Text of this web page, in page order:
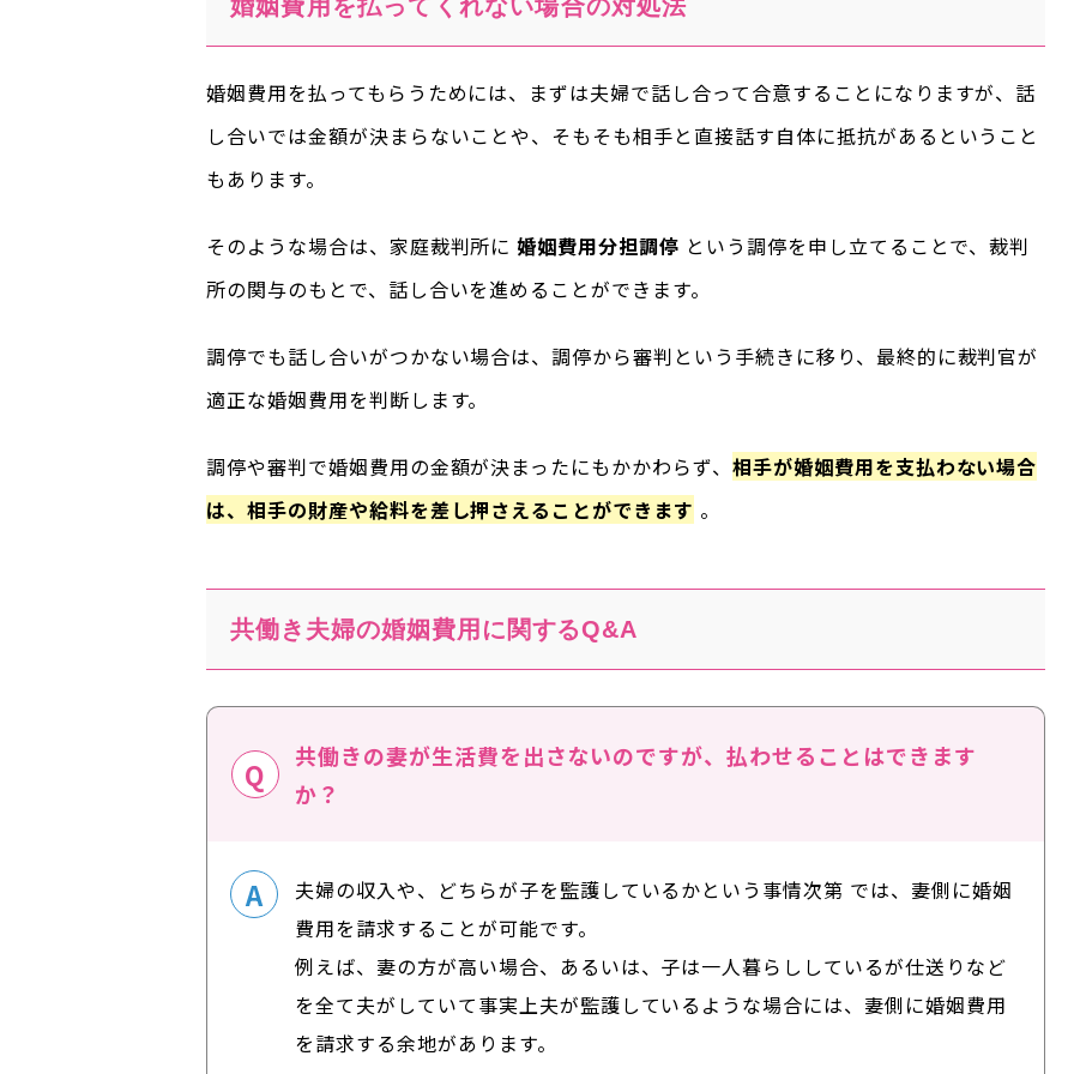
婚姻費用を払ってくれない場合の対処法
婚姻費用を払ってもらうためには、まずは夫婦で話し合って合意することになりますが、話
し合いでは金額が決まらないことや、そもそも相手と直接話す自体に抵抗があるということ
もあります。
そのような場合は、家庭裁判所に 婚姻費用分担調停 という調停を申し立てることで、裁判
所の関与のもとで、話し合いを進めることができます。
調停でも話し合いがつかない場合は、調停から審判という手続きに移り、最終的に裁判官が
適正な婚姻費用を判断します。
調停や審判で婚姻費用の金額が決まったにもかかわらず、 相手が婚姻費用を支払わない場合
は、相手の財産や給料を差し押さえることができます 。
共働き夫婦の婚姻費用に関するQ&A
共働きの妻が生活費を出さないのですが、払わせることはできます
か？
夫婦の収入や、どちらが子を監護しているかという事情次第 では、妻側に婚姻
費用を請求することが可能です。
例えば、妻の方が高い場合、あるいは、子は一人暮らししているが仕送りなど
を全て夫がしていて事実上夫が監護しているような場合には、妻側に婚姻費用
を請求する余地があります。